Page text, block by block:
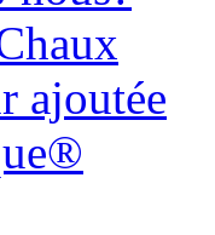
ajoutée